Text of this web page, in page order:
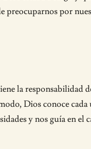
preocuparnos por
la responsabilidad
Dios conoce
y nos guía en el